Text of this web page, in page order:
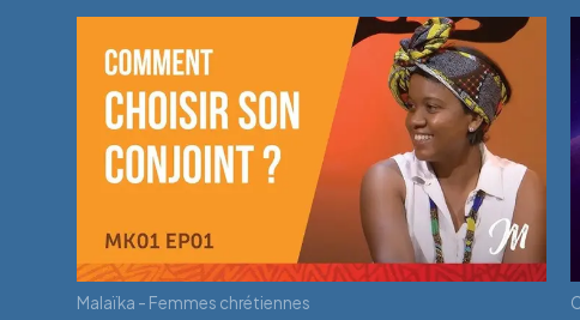
Malaïka - Femmes chrétiennes